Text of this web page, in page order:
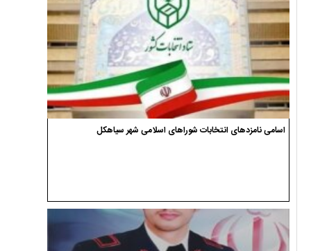
اسامی نامزدهای انتخابات شوراهای اسلامی شهر سیاهکل